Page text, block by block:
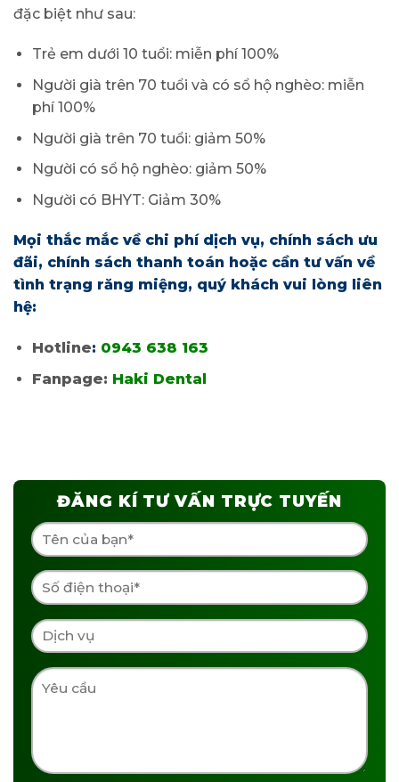
đặc biệt như sau:
Trẻ em dưới 10 tuổi: miễn phí 100%
Người già trên 70 tuổi và có sổ hộ nghèo: miễn
phí 100%
Người già trên 70 tuổi: giảm 50%
Người có sổ hộ nghèo: giảm 50%
Người có BHYT: Giảm 30%
Mọi thắc mắc về chi phí dịch vụ, chính sách ưu
đãi, chính sách thanh toán hoặc cần tư vấn về
tình trạng răng miệng, quý khách vui lòng liên
hệ:
Hotline: 0943 638 163
Fanpage: Haki Dental
ĐĂNG KÍ TƯ VẤN TRỰC TUYẾN